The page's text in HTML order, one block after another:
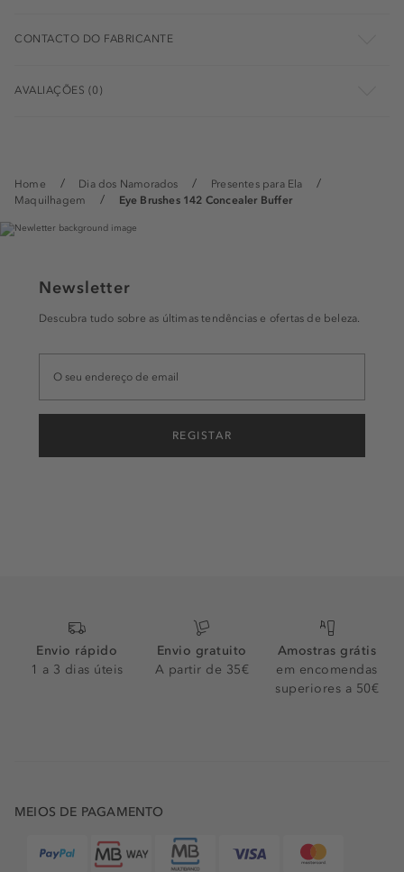
Home Dia dos Namorados
Presentes para Ela
Maquilhagem
Eye Brushes 142 Concealer Buffer
CONTACTO DO FABRICANTE
AVALIAÇÕES (0)
Newsletter
Descubra tudo sobre as últimas tendências e ofertas de beleza.
REGISTAR
Envio rápido
1 a 3 dias úteis
Envio gratuito
A partir de 35€
Amostras grátis
em encomendas
superiores a 50€
MEIOS DE PAGAMENTO